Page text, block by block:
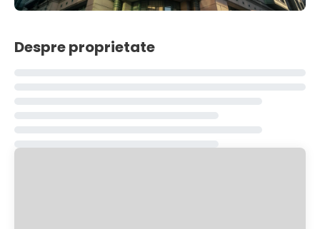
Despre proprietate